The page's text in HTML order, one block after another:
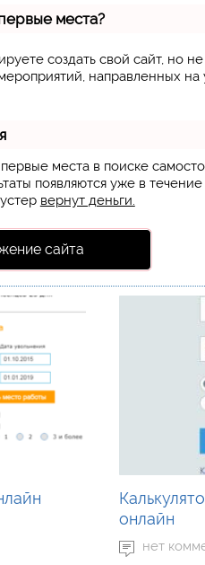
места?
создать свой сайт, но
направленных
места в поиске
появляются уже в
вернут деньги.
сайта
онлайн
нет